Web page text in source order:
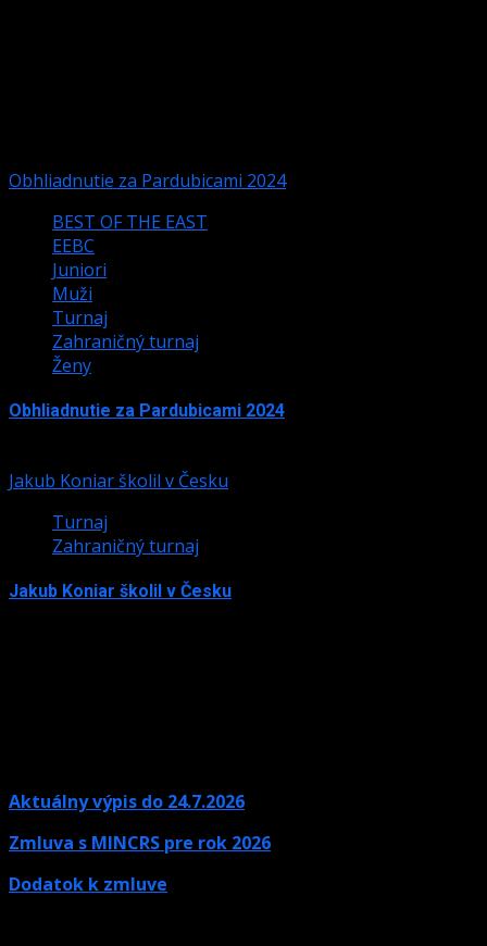
Obhliadnutie za Pardubicami 2024
BEST OF THE EAST
EEBC
Juniori
Muži
Turnaj
Zahraničný turnaj
Ženy
Obhliadnutie za Pardubicami 2024
Jakub Koniar školil v Česku
Turnaj
Zahraničný turnaj
Jakub Koniar školil v Česku
Aktuálny výpis do 24.7.2026
Zmluva s MINCRS pre rok 2026
Dodatok k zmluve